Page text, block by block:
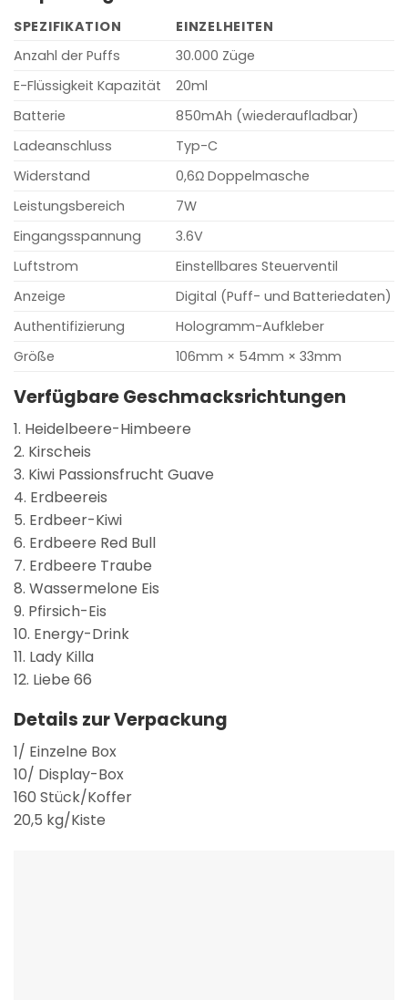
SPEZIFIKATION
EINZELHEITEN
Anzahl der Puffs
30.000 Züge
E-Flüssigkeit Kapazität
20ml
Batterie
850mAh (wiederaufladbar)
Ladeanschluss
Typ-C
Widerstand
0,6Ω Doppelmasche
Leistungsbereich
7W
Eingangsspannung
3.6V
Luftstrom
Einstellbares Steuerventil
Anzeige
Digital (Puff- und Batteriedaten)
Authentifizierung
Hologramm-Aufkleber
Größe
106mm × 54mm × 33mm
Verfügbare Geschmacksrichtungen
1. Heidelbeere-Himbeere
2. Kirscheis
3. Kiwi Passionsfrucht Guave
4. Erdbeereis
5. Erdbeer-Kiwi
6. Erdbeere Red Bull
7. Erdbeere Traube
8. Wassermelone Eis
9. Pfirsich-Eis
10. Energy-Drink
11. Lady Killa
12. Liebe 66
Details zur Verpackung
1/ Einzelne Box
10/ Display-Box
160 Stück/Koffer
20,5 kg/Kiste